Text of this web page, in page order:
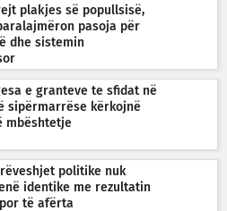
plakjes së popullsisë,
pasoja për
dhe sistemin
e granteve te sfidat në
sipërmarrëse kërkojnë
mbështetje
politike nuk
identike me rezultatin
të afërta